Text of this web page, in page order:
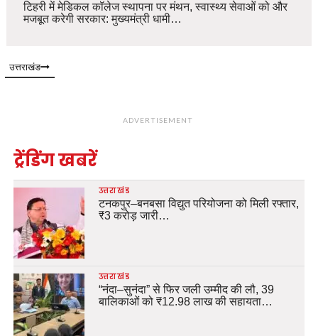
टिहरी में मेडिकल कॉलेज स्थापना पर मंथन, स्वास्थ्य सेवाओं को और
मजबूत करेगी सरकार: मुख्यमंत्री धामी…
उत्तराखंड
ADVERTISEMENT
ट्रेंडिंग खबरें
उत्तराखंड
टनकपुर–बनबसा विद्युत परियोजना को मिली रफ्तार,
₹3 करोड़ जारी…
उत्तराखंड
“नंदा–सुनंदा” से फिर जली उम्मीद की लौ, 39
बालिकाओं को ₹12.98 लाख की सहायता…